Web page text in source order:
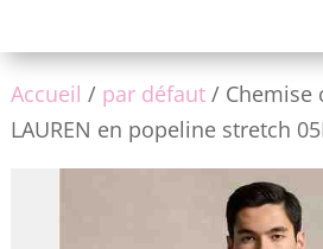
Accueil / par défaut/ Chemise
LAUREN en popeline stretch